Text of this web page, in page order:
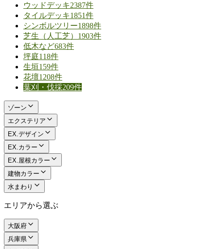
ウッドデッキ2387件
タイルデッキ1851件
シンボルツリー1898件
芝生（人工芝） 1903件
低木など683件
坪庭118件
生垣159件
花壇1208件
葉刈・伐採209件
ゾーン
エクステリア
EX.デザイン
EX.カラー
EX.屋根カラー
建物カラー
水まわり
エリアから選ぶ
大阪府
兵庫県